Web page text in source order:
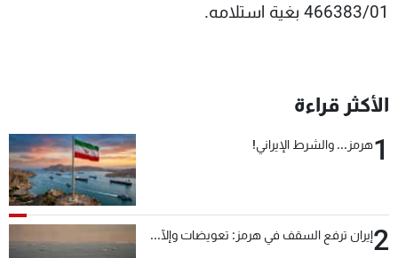
466383/01 بغية استلامه.
الأكثر قراءة
1هرمز... والشرط الإيراني!
2إيران ترفع السقف في هرمز: تعويضات وإلّا...